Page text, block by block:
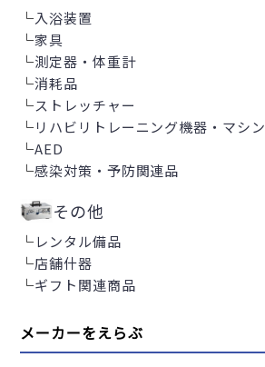
└入浴装置
└家具
└測定器・体重計
└消耗品
└ストレッチャー
└リハビリトレーニング機器・マシン
└AED
└感染対策・予防関連品
その他
└レンタル備品
└店舗什器
└ギフト関連商品
メーカーをえらぶ